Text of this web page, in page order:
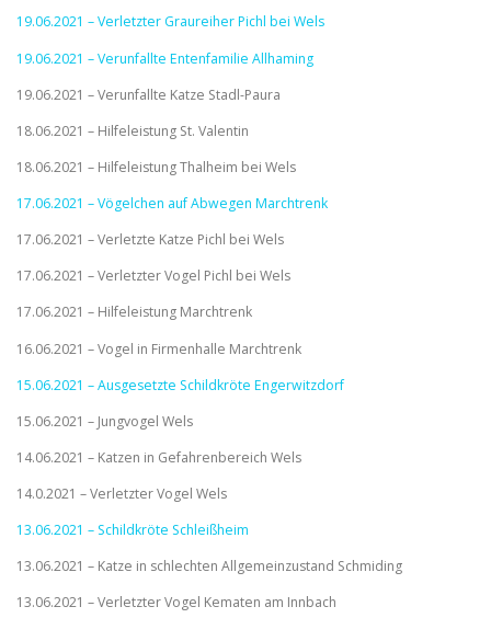
19.06.2021 – Verletzter Graureiher Pichl bei Wels
19.06.2021 – Verunfallte Entenfamilie Allhaming
19.06.2021 – Verunfallte Katze Stadl-Paura
18.06.2021 – Hilfeleistung St. Valentin
18.06.2021 – Hilfeleistung Thalheim bei Wels
17.06.2021 – Vögelchen auf Abwegen Marchtrenk
17.06.2021 – Verletzte Katze Pichl bei Wels
17.06.2021 – Verletzter Vogel Pichl bei Wels
17.06.2021 – Hilfeleistung Marchtrenk
16.06.2021 – Vogel in Firmenhalle Marchtrenk
15.06.2021 – Ausgesetzte Schildkröte Engerwitzdorf
15.06.2021 – Jungvogel Wels
14.06.2021 – Katzen in Gefahrenbereich Wels
14.0.2021 – Verletzter Vogel Wels
13.06.2021 – Schildkröte Schleißheim
13.06.2021 – Katze in schlechten Allgemeinzustand Schmiding
13.06.2021 – Verletzter Vogel Kematen am Innbach